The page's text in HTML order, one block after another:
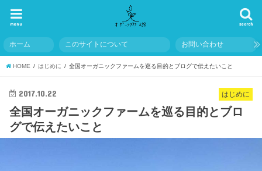
search
menu
ホーム このサイトについて お問い合わせ
HOME はじめに 全国オーガニックファームを巡る目的とブログで伝えたいこと
はじめに
2017.10.22
全国オーガニックファームを巡る目的とブロ
グで伝えたいこと